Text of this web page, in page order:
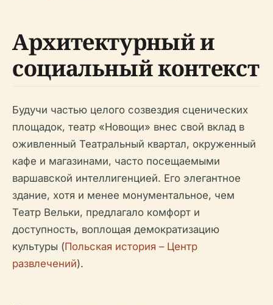
Архитектурный и
социальный контекст
Будучи частью целого созвездия сценических
площадок, театр «Новощи» внес свой вклад в
оживленный Театральный квартал, окруженный
кафе и магазинами, часто посещаемыми
варшавской интеллигенцией. Его элегантное
здание, хотя и менее монументальное, чем
Театр Вельки, предлагало комфорт и
доступность, воплощая демократизацию
культуры (Польская история – Центр
развлечений).